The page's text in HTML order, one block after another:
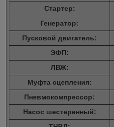
Стартер:
Генератор:
Пусковой двигатель:
ЭФП:
ЛВЖ:
Муфта сцепления:
Пневмокомпрессор:
Насос шестеренный: